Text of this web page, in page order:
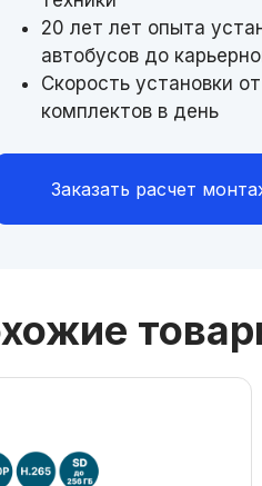
20 лет лет опыта
автобусов до
Скорость установки
комплектов в день
Заказать расчет